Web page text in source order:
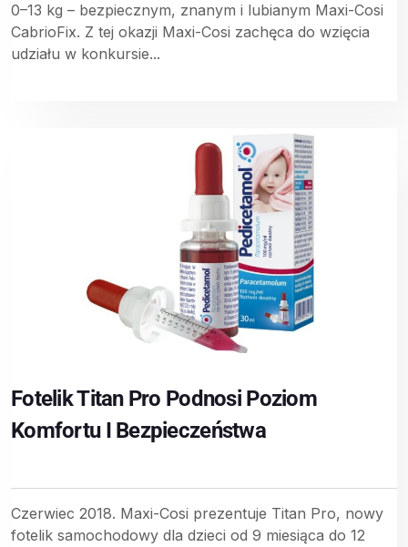
0–13 kg – bezpiecznym, znanym i lubianym Maxi-Cosi
CabrioFix. Z tej okazji Maxi-Cosi zachęca do wzięcia
udziału w konkursie...
Fotelik Titan Pro Podnosi Poziom
Komfortu I Bezpieczeństwa
Czerwiec 2018. Maxi-Cosi prezentuje Titan Pro, nowy
fotelik samochodowy dla dzieci od 9 miesiąca do 12